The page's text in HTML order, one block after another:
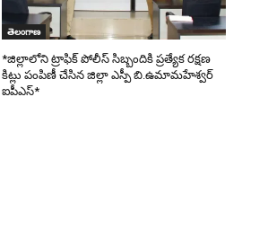
తెలంగాణ
*జిల్లాలోని ట్రాఫిక్ పోలీస్ సిబ్బందికి ప్రత్యేక రక్షణ
కిట్లు పంపిణీ చేసిన జిల్లా ఎస్పీ బి.ఉమామహేశ్వర్
ఐపీఎస్*